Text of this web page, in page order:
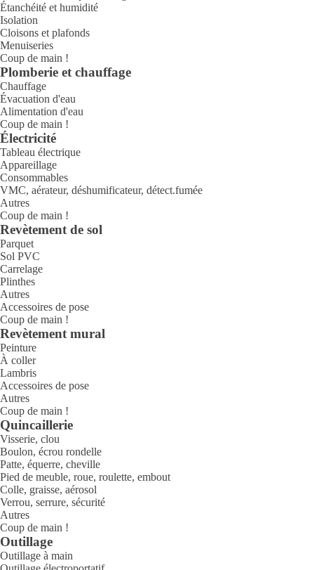
Étanchéité et humidité
Isolation
Cloisons et plafonds
Menuiseries
Coup de main !
Plomberie et chauffage
Chauffage
Évacuation d'eau
Alimentation d'eau
Coup de main !
Électricité
Tableau électrique
Appareillage
Consommables
VMC, aérateur, déshumificateur, détect.fumée
Autres
Coup de main !
Revètement de sol
Parquet
Sol PVC
Carrelage
Plinthes
Autres
Accessoires de pose
Coup de main !
Revètement mural
Peinture
À coller
Lambris
Accessoires de pose
Autres
Coup de main !
Quincaillerie
Visserie, clou
Boulon, écrou rondelle
Patte, équerre, cheville
Pied de meuble, roue, roulette, embout
Colle, graisse, aérosol
Verrou, serrure, sécurité
Autres
Coup de main !
Outillage
Outillage à main